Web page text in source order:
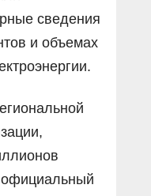
сведения
и объемах
официальный